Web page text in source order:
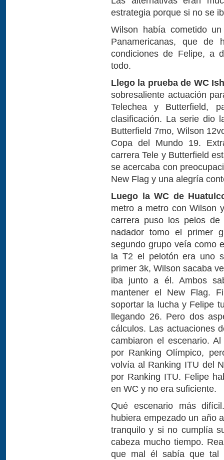
estrategia porque si no se
Wilson había cometido
Panamericanas, que de
condiciones de Felipe, a
todo.
Llego la prueba de WC
sobresaliente actuación
Telechea y Butterfield,
clasificación. La serie dio
Butterfield 7mo, Wilson
Copa del Mundo 19.
carrera Tele y Butterfield
se acercaba con
New Flag y una alegría
Luego la WC de
metro a metro con Wilson
carrera puso los pelos
nadador tomo el primer
segundo grupo veía como
la T2 el pelotón era uno
primer 3k, Wilson sacaba
iba junto a él. Ambos
mantener el New Flag.
soportar la lucha y Felipe
llegando 26. Pero dos
cálculos. Las actuaciones
cambiaron el escenario.
por Ranking Olímpico,
volvía al Ranking ITU del
por Ranking ITU. Felipe
en WC y no era suficiente.
Qué escenario más
hubiera empezado un año
tranquilo y si no cumplía
cabeza mucho tiempo.
que mal él sabía que tal